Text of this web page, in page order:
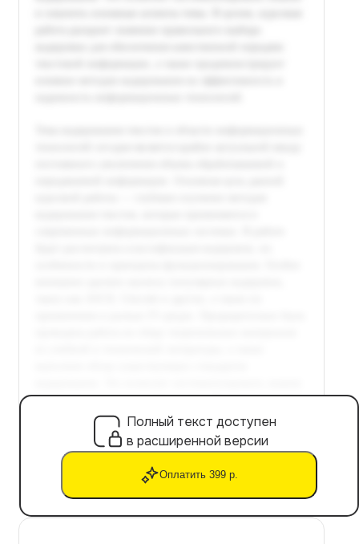
Полный текст доступен
в расширенной версии
Оплатить 399 р.